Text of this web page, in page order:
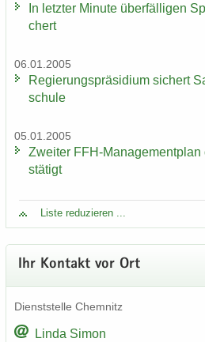
In letz­ter Mi­nu­te über­fäl­li­gen
chert
06.01.2005
Re­gie­rungs­prä­si­di­um si­chert
schu­le
05.01.2005
Zwei­ter FFH-​
stä­tigt
Liste re­du­zie­ren ...
Ihr Kon­takt vor Ort
Dienst­stel­le Chem­nitz
Linda Simon